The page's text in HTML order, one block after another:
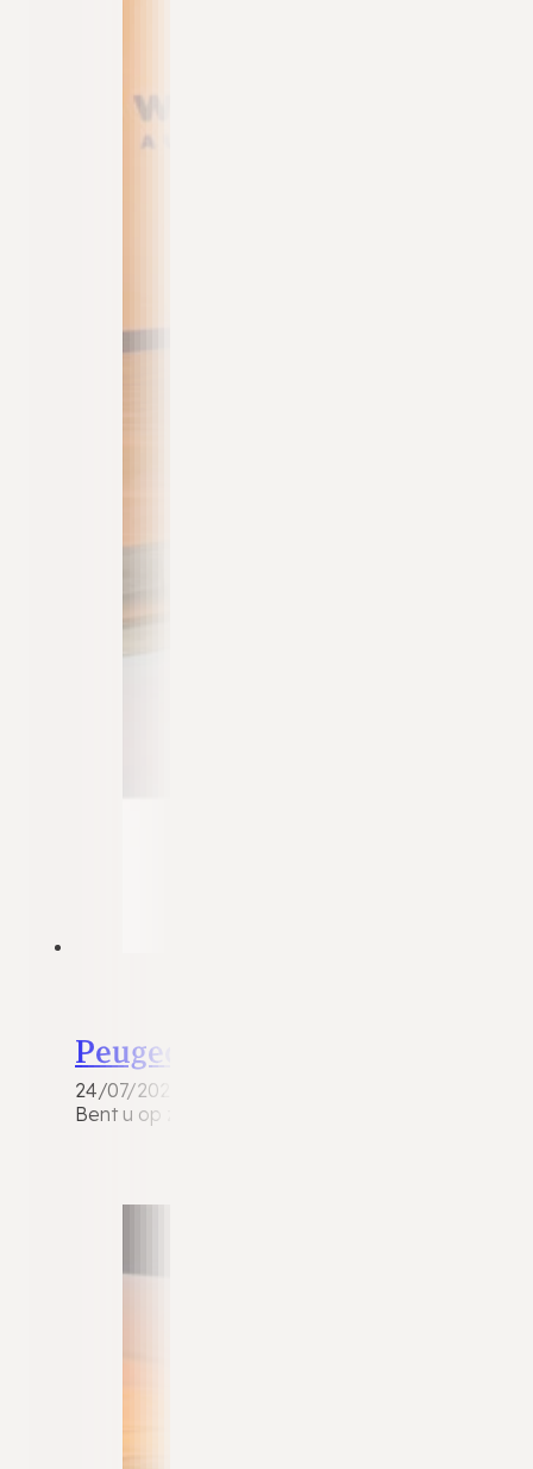
Peugeot 107
24/07/2026
Bent u op zoek naar een compacte, betrouwbare